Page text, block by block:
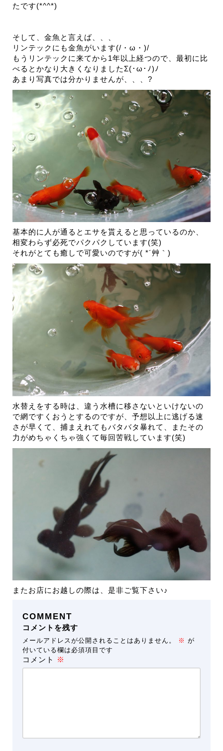
たです(*^^*)
そして、金魚と言えば、、、
リンテックにも金魚がいます(/・ω・)/
もうリンテックに来てから1年以上経つので、最初に比
べるとかなり大きくなりましたΣ(･ω･ﾉ)ﾉ
あまり写真では分かりませんが、、、?
基本的に人が通るとエサを貰えると思っているのか、
相変わらず必死でパクパクしています(笑)
それがとても癒しで可愛いのですが( *´艸｀)
水替えをする時は、違う水槽に移さないといけないの
で網ですくおうとするのですが、予想以上に逃げる速
さが早くて、捕まえれてもバタバタ暴れて、またその
力がめちゃくちゃ強くて毎回苦戦しています(笑)
またお店にお越しの際は、是非ご覧下さい♪
COMMENT
コメントを残す
メールアドレスが公開されることはありません。 ※ が
付いている欄は必須項目です
コメント ※